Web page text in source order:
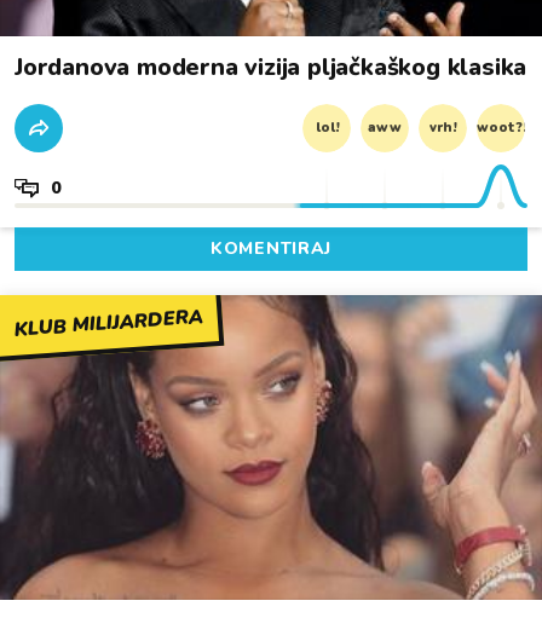
Jordanova moderna vizija pljačkaškog klasika
lol! aww vrh! woot?!
0
KOMENTIRAJ
KLUB MILIJARDERA